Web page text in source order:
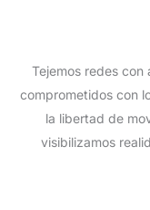
Tejemos redes
comprometidos con
la libertad de
visibilizamos